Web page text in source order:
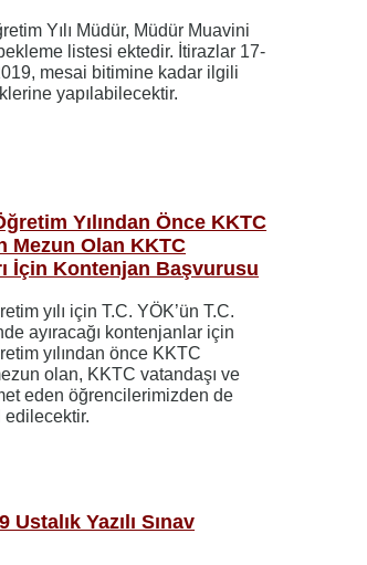
Yılı Müdür, Müdür Muavini
listesi ektedir. İtirazlar 17-
mesai bitimine kadar ilgili
yapılabilecektir.
Yılından Önce KKTC
Mezun Olan KKTC
İçin Kontenjan Başvurusu
yılı için T.C. YÖK’ün T.C.
ayıracağı kontenjanlar için
yılından önce KKTC
olan, KKTC vatandaşı ve
eden öğrencilerimizden de
edilecektir.
Ustalık Yazılı Sınav